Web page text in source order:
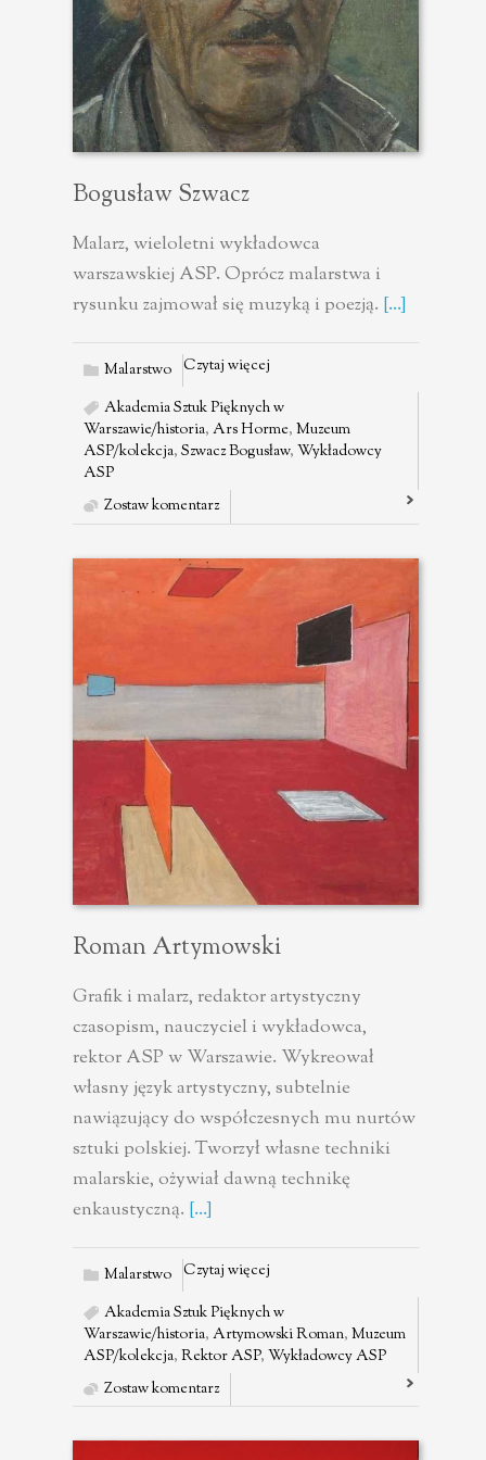
Bogusław Szwacz
Malarz, wieloletni wykładowca
warszawskiej ASP. Oprócz malarstwa i
rysunku zajmował się muzyką i poezją. [...]
Malarstwo
Akademia Sztuk Pięknych w
Warszawie/historia, Ars Horme, Muzeum
ASP/kolekcja, Szwacz Bogusław, Wykładowcy
ASP
Zostaw komentarz
Czytaj więcej
Roman Artymowski
Grafik i malarz, redaktor artystyczny
czasopism, nauczyciel i wykładowca,
rektor ASP w Warszawie. Wykreował
własny język artystyczny, subtelnie
nawiązujący do współczesnych mu nurtów
sztuki polskiej. Tworzył własne techniki
malarskie, ożywiał dawną technikę
enkaustyczną. [...]
Malarstwo
Akademia Sztuk Pięknych w
Warszawie/historia, Artymowski Roman, Muzeum
ASP/kolekcja, Rektor ASP, Wykładowcy ASP
Zostaw komentarz
Czytaj więcej